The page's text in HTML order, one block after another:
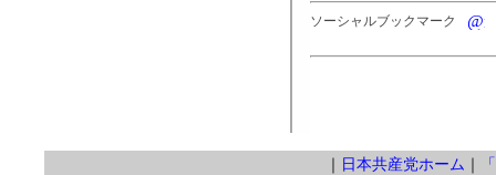
ソーシャルブックマーク
｜ 日本共産党ホーム ｜